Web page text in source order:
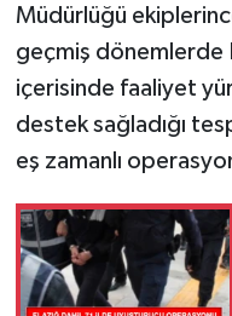
Müdürlüğü
geçmiş dönemlerde
içerisinde faaliyet
destek sağladığı
eş zamanlı